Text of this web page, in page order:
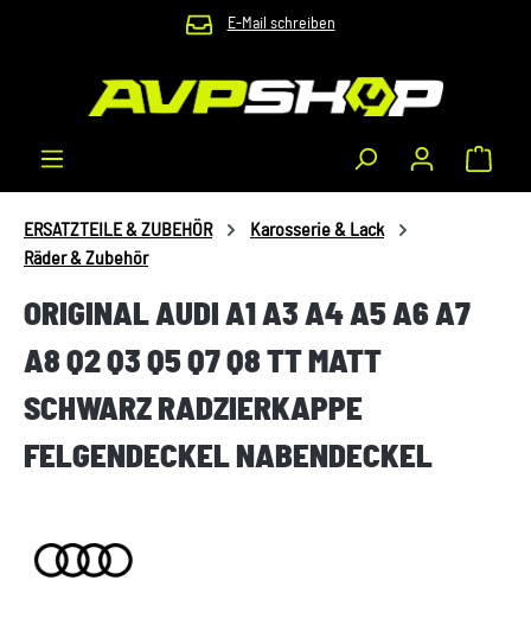
Zum Hauptinhalt springen E-Mail schreiben
ERSATZTEILE & ZUBEHÖR
Karosserie & Lack
Räder & Zubehör
ORIGINAL AUDI A1 A3 A4 A5 A6 A7
A8 Q2 Q3 Q5 Q7 Q8 TT MATT
SCHWARZ RADZIERKAPPE
FELGENDECKEL NABENDECKEL